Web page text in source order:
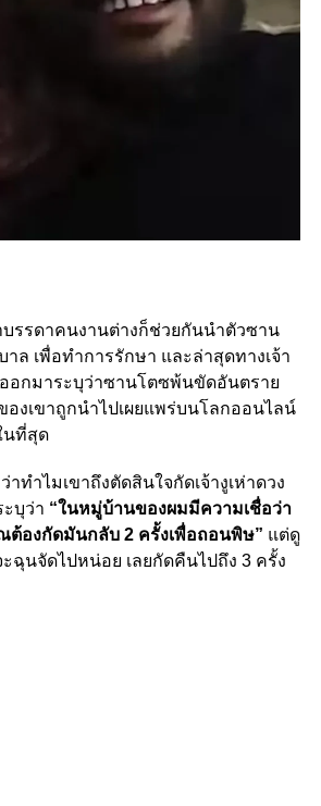
บรรดาคนงานต่างก็ช่วยกันนำตัวซาน
าล เพื่อทำการรักษา และล่าสุดทางเจ้า
อกมาระบุว่าซานโตซพ้นขัดอันตราย
องเขาถูกนำไปเผยแพร่บนโลกออนไลน์
นที่สุด
ทำไมเขาถึงตัดสินใจกัดเจ้างูเห่าดวง
บุว่า “ในหมู่บ้านของผมมีความเชื่อว่า
องกัดมันกลับ 2 ครั้งเพื่อถอนพิษ” แต่ดู
ฉุนจัดไปหน่อย เลยกัดคืนไปถึง 3 ครั้ง